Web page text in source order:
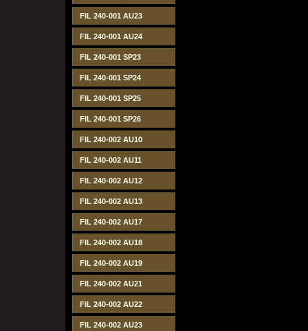
FIL 240-001 AU23
FIL 240-001 AU24
FIL 240-001 SP23
FIL 240-001 SP24
FIL 240-001 SP25
FIL 240-001 SP26
FIL 240-002 AU10
FIL 240-002 AU11
FIL 240-002 AU12
FIL 240-002 AU13
FIL 240-002 AU17
FIL 240-002 AU18
FIL 240-002 AU19
FIL 240-002 AU21
FIL 240-002 AU22
FIL 240-002 AU23